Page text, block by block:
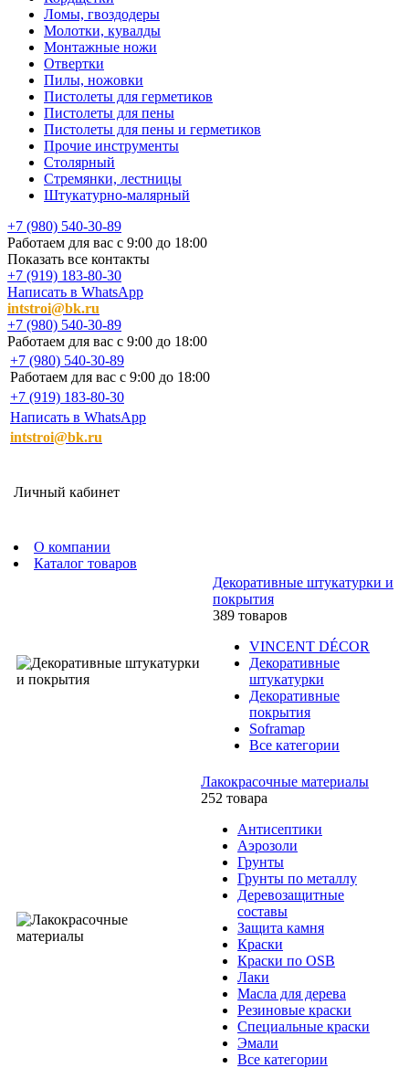
Ломы, гвоздодеры
Молотки, кувалды
Монтажные ножи
Отвертки
Пилы, ножовки
Пистолеты для герметиков
Пистолеты для пены
Пистолеты для пены и герметиков
Прочие инструменты
Столярный
Стремянки, лестницы
Штукатурно-малярный
+7 (980) 540-30-89
Работаем для вас с 9:00 до 18:00
Показать все контакты
+7 (919) 183-80-30
Написать в WhatsApp
intstroi@bk.ru
+7 (980) 540-30-89
Работаем для вас с 9:00 до 18:00
+7 (980) 540-30-89
Работаем для вас с 9:00 до 18:00
+7 (919) 183-80-30
Написать в WhatsApp
intstroi@bk.ru
Личный кабинет
О компании
Каталог товаров
Декоративные штукатурки и
покрытия
389 товаров
VINCENT DÉCOR
Декоративные
штукатурки
Декоративные
покрытия
Soframap
Все категории
Лакокрасочные материалы
252 товара
Антисептики
Аэрозоли
Грунты
Грунты по металлу
Деревозащитные
составы
Защита камня
Краски
Краски по OSB
Лаки
Масла для дерева
Резиновые краски
Специальные краски
Эмали
Все категории